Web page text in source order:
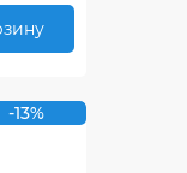
-13%